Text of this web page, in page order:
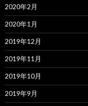
2020年2月
2020年1月
2019年12月
2019年11月
2019年10月
2019年9月